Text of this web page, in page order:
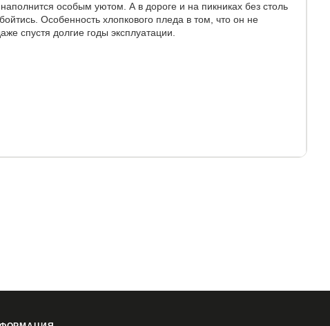
особым уютом. А в дороге и на пикниках без столь
Особенность хлопкового пледа в том, что он не
спустя долгие годы эксплуатации.